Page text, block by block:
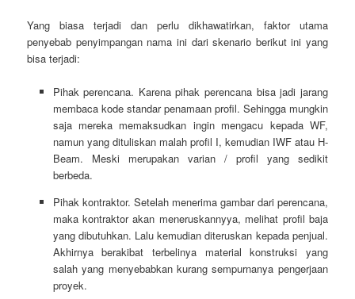
Yang biasa terjadi dan perlu dikhawatirkan, faktor utama
penyebab penyimpangan nama ini dari skenario berikut ini yang
bisa terjadi:
Pihak perencana. Karena pihak perencana bisa jadi jarang
membaca kode standar penamaan profil. Sehingga mungkin
saja mereka memaksudkan ingin mengacu kepada WF,
namun yang dituliskan malah profil I, kemudian IWF atau H-
Beam. Meski merupakan varian / profil yang sedikit
berbeda.
Pihak kontraktor. Setelah menerima gambar dari perencana,
maka kontraktor akan meneruskannyya, melihat profil baja
yang dibutuhkan. Lalu kemudian diteruskan kepada penjual.
Akhirnya berakibat terbelinya material konstruksi yang
salah yang menyebabkan kurang sempurnanya pengerjaan
proyek.